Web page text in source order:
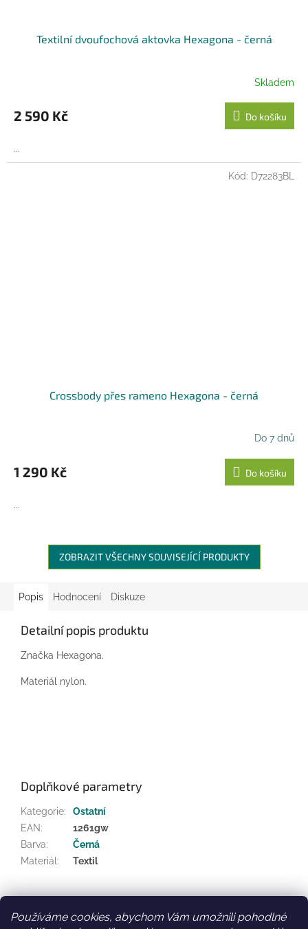
Používáme cookies, abychom Vám umožnili pohodlné
Textilní dvoufochová aktovka Hexagona - černá
Skladem
2 590 Kč Do košíku
...
Crossbody přes rameno Hexagona - černá
Do 7 dnů
1 290 Kč Do košíku
...
Kód: D72283BL
ZOBRAZIT VŠECHNY SOUVISEJÍCÍ PRODUKTY
Popis Hodnocení Diskuze
Detailní popis produktu
Značka Hexagona.
Materiál nylon.
Doplňkové parametry
Kategorie:
Ostatní
EAN:
1261gw
Barva:
Černá
Materiál : Textil
Z
Facebook Věrnostní slevy